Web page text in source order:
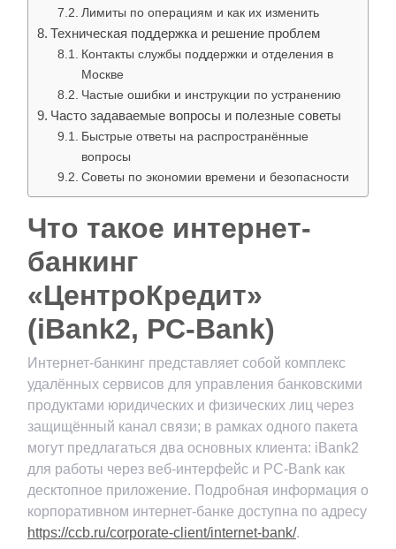
Лимиты по операциям и как их изменить
Техническая поддержка и решение проблем
Контакты службы поддержки и отделения в
Москве
Частые ошибки и инструкции по устранению
Часто задаваемые вопросы и полезные советы
Быстрые ответы на распространённые
вопросы
Советы по экономии времени и безопасности
Что такое интернет-
банкинг
«ЦентроКредит»
(iBank2, PC-Bank)
Интернет-банкинг представляет собой комплекс
удалённых сервисов для управления банковскими
продуктами юридических и физических лиц через
защищённый канал связи; в рамках одного пакета
могут предлагаться два основных клиента: iBank2
для работы через веб-интерфейс и PC-Bank как
десктопное приложение. Подробная информация о
корпоративном интернет-банке доступна по адресу
https://ccb.ru/corporate-client/internet-bank/.